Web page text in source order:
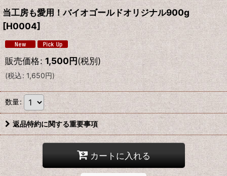
当工房も愛用！バイオゴールドオリジナル900g
[H0004]
販売価格: 1,500円(税別)
(税込: 1,650円)
数量:
返品特約に関する重要事項
カートに入れる